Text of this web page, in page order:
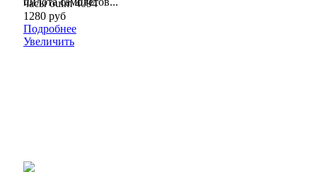
часы oulm 4094
1280 руб
Подробнее
Увеличить